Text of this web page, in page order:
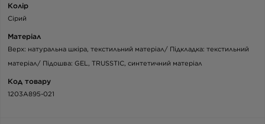
Колір
Сірий
Матеріал
Верх: натуральна шкіра, текстильний матеріал/ Підкладка: текстильний
матеріал/ Підошва: GEL, TRUSSTIC, синтетичний матеріал
Код товару
1203A895-021